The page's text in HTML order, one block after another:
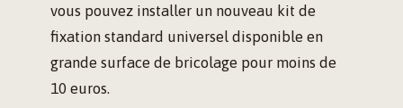
vous pouvez installer un nouveau kit de
fixation standard universel disponible en
grande surface de bricolage pour moins de
10 euros.